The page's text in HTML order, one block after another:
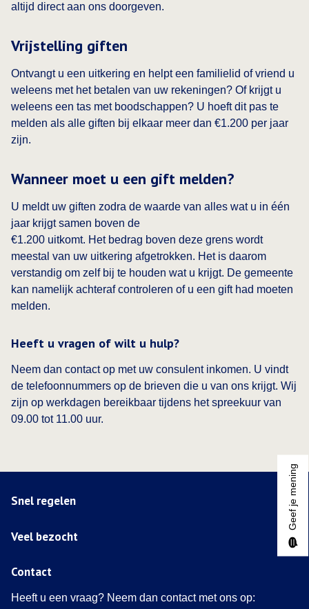
altijd direct aan ons doorgeven.
Vrijstelling giften
Ontvangt u een uitkering en helpt een familielid of vriend u
weleens met het betalen van uw rekeningen? Of krijgt u
weleens een tas met boodschappen? U hoeft dit pas te
melden als alle giften bij elkaar meer dan €1.200 per jaar
zijn.
Wanneer moet u een gift melden?
U meldt uw giften zodra de waarde van alles wat u in één
jaar krijgt samen boven de
€1.200 uitkomt. Het bedrag boven deze grens wordt
meestal van uw uitkering afgetrokken. Het is daarom
verstandig om zelf bij te houden wat u krijgt. De gemeente
kan namelijk achteraf controleren of u een gift had moeten
melden.
Heeft u vragen of wilt u hulp?
Neem dan contact op met uw consulent inkomen. U vindt
de telefoonnummers op de brieven die u van ons krijgt. Wij
zijn op werkdagen bereikbaar tijdens het spreekuur van
09.00 tot 11.00 uur.
Snel regelen
Veel bezocht
Contact
Heeft u een vraag? Neem dan contact met ons op:
Geef je mening